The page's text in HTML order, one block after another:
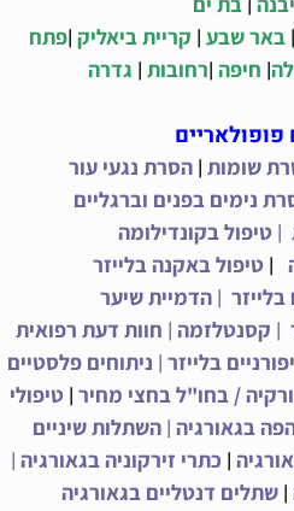
| באר שבע | קריית ביאליק |פתח
| חיפה |רחובות | גדרה
פופולאריים
שומות |הסרת נגעי עור
נימים בפנים וברגליים
| טיפול בקונדילומה
| טיפול באקנה בלייזר
|הדמיית שיער
| קסנטלזמה | חוות דעת רפואית
בלייזר | ניתוחים פלסטיים
/ בחו"ל בחצי מחיר |טיפולי
בגאורגיה | השתלות שיניים
| כתרי זירקוניה בגאורגיה |
| שתלים דנטליים בגאורגיה